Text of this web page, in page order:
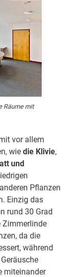
Räume mit
vor allem
wie die Klivie,
und
Pflanzen
Einzig das
rund 30 Grad
Zimmerlinde
da die
während
miteinander